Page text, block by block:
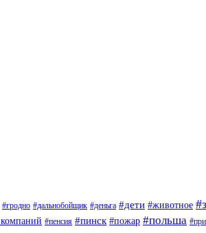
#гродно #дальнобойщик #деньга #дети #животное
#пенсия #пинск #пожар #польша